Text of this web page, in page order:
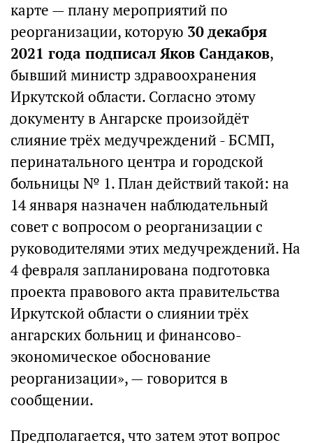
карте — плану мероприятий по
реорганизации, которую 30 декабря
2021 года подписал Яков Сандаков,
бывший министр здравоохранения
Иркутской области. Согласно этому
документу в Ангарске произойдёт
слияние трёх медучреждений - БСМП,
перинатального центра и городской
больницы № 1. План действий такой: на
14 января назначен наблюдательный
совет с вопросом о реорганизации с
руководителями этих медучреждений. На
4 февраля запланирована подготовка
проекта правового акта правительства
Иркутской области о слиянии трёх
ангарских больниц и финансово-
экономическое обоснование
реорганизации», — говорится в
сообщении.
Предполагается, что затем этот вопрос